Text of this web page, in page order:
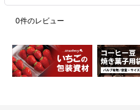
0件のレビュー